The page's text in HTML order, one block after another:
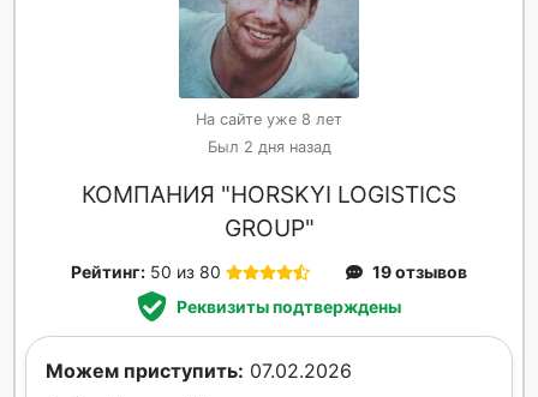
На сайте уже 8 лет
Был 2 дня назад
КОМПАНИЯ "HORSKYI LOGISTICS
GROUP"
Рейтинг: 50 из 80
19 отзывов
Реквизиты подтверждены
Можем приступить: 07.02.2026